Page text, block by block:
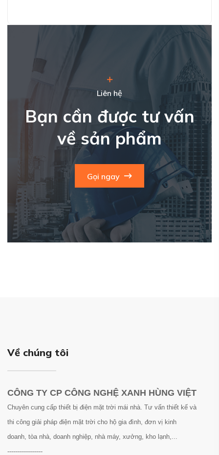
Liên hệ
Bạn cần được tư vấn
về sản phẩm
Gọi ngay
Về chúng tôi
CÔNG TY CP CÔNG NGHỆ XANH HÙNG VIỆT
Chuyên cung cấp thiết bị điện mặt trời mái nhà. Tư vấn thiết kế và
thi công giải pháp điện mặt trời cho hộ gia đình, đơn vị kinh
doanh, tòa nhà, doanh nghiệp, nhà máy, xưởng, kho lạnh,...
------------------